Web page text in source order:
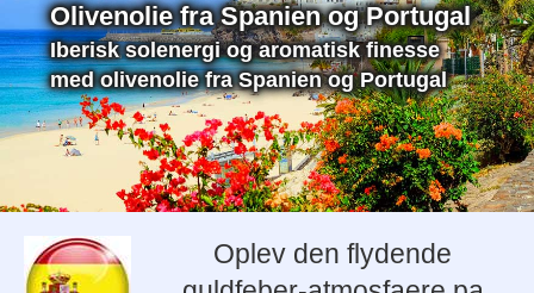
Olivenolie fra Spanien og Portugal
Iberisk solenergi og aromatisk finesse
med olivenolie fra Spanien og Portugal
Oplev den flydende